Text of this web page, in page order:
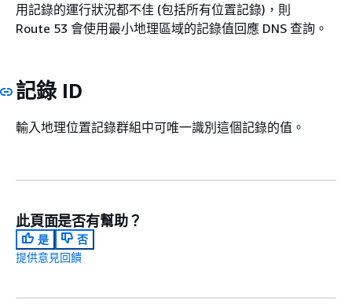
用記錄的運行狀況都不佳 (包括所有位置記錄)，則
Route 53 會使用最小地理區域的記錄值回應 DNS 查詢。
記錄 ID
輸入地理位置記錄群組中可唯一識別這個記錄的值。
此頁面是否有幫助？
是
否
提供意見回饋